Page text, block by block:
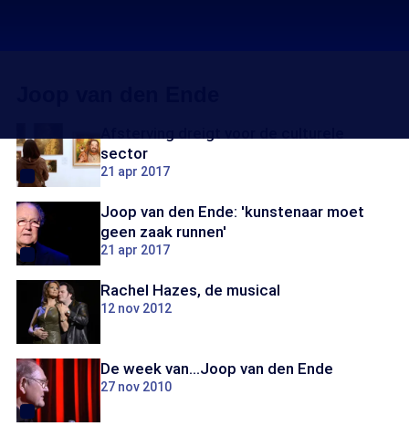
sector
21 apr 2017
Joop van den Ende: 'kunstenaar moet
geen zaak runnen'
21 apr 2017
Rachel Hazes, de musical
12 nov 2012
De week van...Joop van den Ende
27 nov 2010